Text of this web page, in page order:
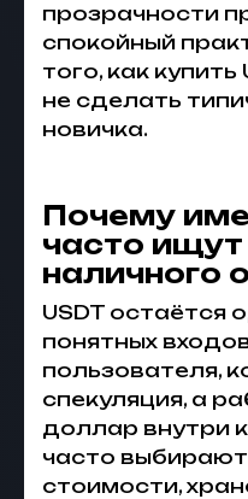
прозрачности
спокойный
того, как купить
не сделать
новичка.
Почему
часто
наличного
USDT остаётся
понятных
пользователя,
спекуляция, а
доллар внутри
часто
стоимости,